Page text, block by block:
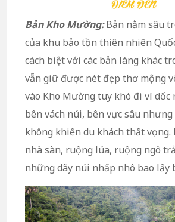
Bản Kho Mường:Bản nằm sâu
của khu bảo tồn thiên nhiên
cách biệt với các bản làng khác
vẫn giữ được nét đẹp thơ mộng
vào Kho Mường tuy khó đi vì dốc
bên vách núi, bên vực sâu
không khiến du khách thất vọng.
nhà sàn, ruộng lúa, ruộng ngô
những dãy núi nhấp nhô bao lấy